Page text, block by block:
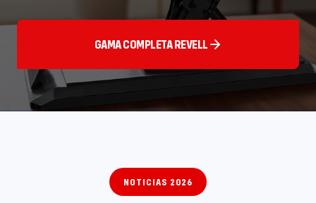
GAMA COMPLETA REVELL
NOTICIAS 2026